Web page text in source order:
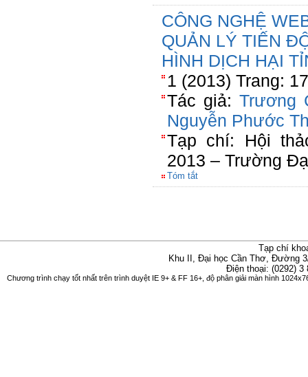
CÔNG NGHỆ
QUẢN LÝ TIẾN
HÌNH DỊCH HẠI
1 (2013) Trang:
Tác giả: Trương
Nguyễn Phước
Tạp chí: Hội
2013 – Trường
Tóm tắt
Tạp chí
Khu II, Đại học Cần Thơ, Đường
Điện thoại: (0292)
Chương trình chạy tốt nhất trên trình duyệt IE 9+ & FF 16+, độ phân giải màn hình